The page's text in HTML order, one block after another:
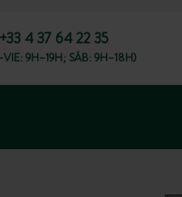
+33 4 37 64 22 35
9H–19H; SÁB: 9H–18H)